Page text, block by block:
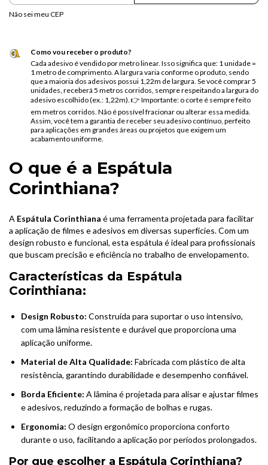
Não sei meu CEP
Como vou receber o produto?
Cada adesivo é vendido por metro linear. Isso significa que: 1 unidade =
1 metro de comprimento. A largura varia conforme o produto, sendo
que a maioria dos adesivos possui 1,22m de largura. Se você comprar 5
unidades, receberá 5 metros corridos, sempre respeitando a largura do
adesivo escolhido (ex.: 1,22m). 👉 Importante: o corte é sempre feito
em metros corridos. Não é possível fracionar ou alterar essa medida.
Assim, você tem a garantia de receber seu adesivo contínuo, perfeito
para aplicações em grandes áreas ou projetos que exigem um
acabamento uniforme.
O que é a Espátula
Corinthiana?
A Espátula Corinthiana é uma ferramenta projetada para facilitar
a aplicação de filmes e adesivos em diversas superfícies. Com um
design robusto e funcional, esta espátula é ideal para profissionais
que buscam precisão e eficiência no trabalho de envelopamento.
Características da Espátula
Corinthiana:
Design Robusto: Construída para suportar o uso intensivo,
com uma lâmina resistente e durável que proporciona uma
aplicação uniforme.
Material de Alta Qualidade: Fabricada com plástico de alta
resistência, garantindo durabilidade e desempenho confiável.
Borda Eficiente: A lâmina é projetada para alisar e ajustar filmes
e adesivos, reduzindo a formação de bolhas e rugas.
Ergonomia: O design ergonômico proporciona conforto
durante o uso, facilitando a aplicação por períodos prolongados.
Por que escolher a Espátula Corinthiana?